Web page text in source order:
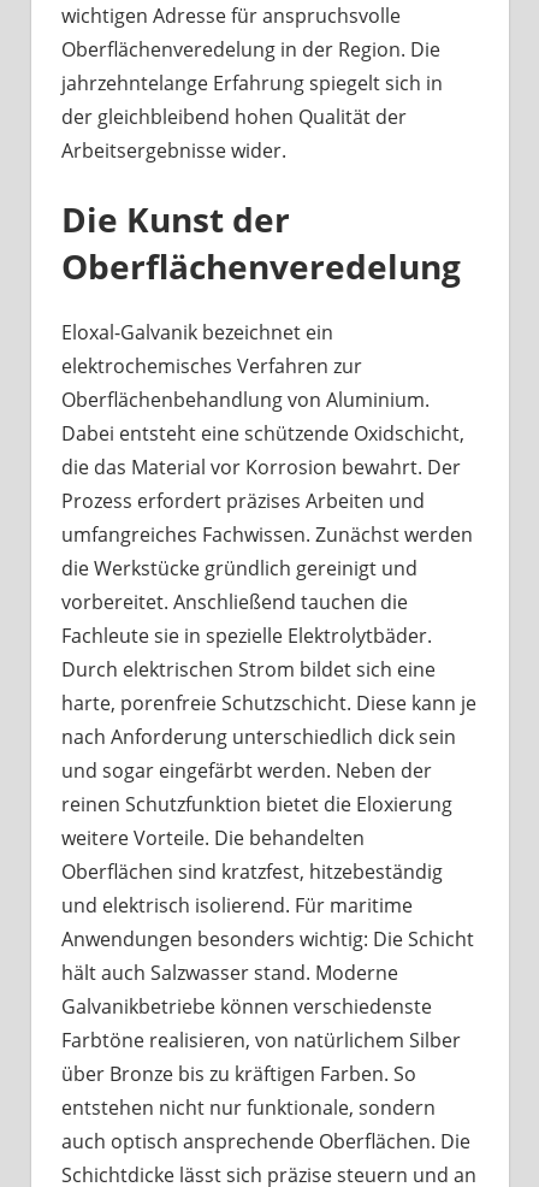
wichtigen Adresse für anspruchsvolle
Oberflächenveredelung in der Region. Die
jahrzehntelange Erfahrung spiegelt sich in
der gleichbleibend hohen Qualität der
Arbeitsergebnisse wider.
Die Kunst der
Oberflächenveredelung
Eloxal-Galvanik bezeichnet ein
elektrochemisches Verfahren zur
Oberflächenbehandlung von Aluminium.
Dabei entsteht eine schützende Oxidschicht,
die das Material vor Korrosion bewahrt. Der
Prozess erfordert präzises Arbeiten und
umfangreiches Fachwissen. Zunächst werden
die Werkstücke gründlich gereinigt und
vorbereitet. Anschließend tauchen die
Fachleute sie in spezielle Elektrolytbäder.
Durch elektrischen Strom bildet sich eine
harte, porenfreie Schutzschicht. Diese kann je
nach Anforderung unterschiedlich dick sein
und sogar eingefärbt werden. Neben der
reinen Schutzfunktion bietet die Eloxierung
weitere Vorteile. Die behandelten
Oberflächen sind kratzfest, hitzebeständig
und elektrisch isolierend. Für maritime
Anwendungen besonders wichtig: Die Schicht
hält auch Salzwasser stand. Moderne
Galvanikbetriebe können verschiedenste
Farbtöne realisieren, von natürlichem Silber
über Bronze bis zu kräftigen Farben. So
entstehen nicht nur funktionale, sondern
auch optisch ansprechende Oberflächen. Die
Schichtdicke lässt sich präzise steuern und an